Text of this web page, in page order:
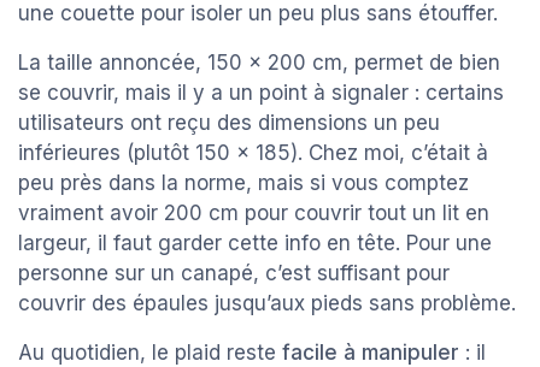
une couette pour isoler un peu plus sans étouffer.
La taille annoncée, 150 x 200 cm, permet de bien
se couvrir, mais il y a un point à signaler : certains
utilisateurs ont reçu des dimensions un peu
inférieures (plutôt 150 x 185). Chez moi, c’était à
peu près dans la norme, mais si vous comptez
vraiment avoir 200 cm pour couvrir tout un lit en
largeur, il faut garder cette info en tête. Pour une
personne sur un canapé, c’est suffisant pour
couvrir des épaules jusqu’aux pieds sans problème.
Au quotidien, le plaid reste facile à manipuler : il